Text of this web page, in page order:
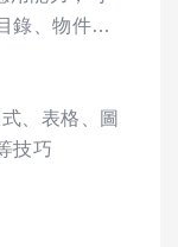
錄、物件…
、表格、圖
技巧